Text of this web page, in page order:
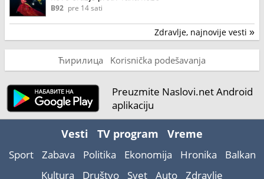
B92 pre 14 sati
Zdravlje, najnovije vesti »
Ћирилица Korisnička podešavanja
Preuzmite Naslovi.net Android
aplikaciju
Vesti TV program Vreme
Sport Zabava Politika Ekonomija Hronika
Balkan
Kultura
Društvo Svet Auto Zdravlje